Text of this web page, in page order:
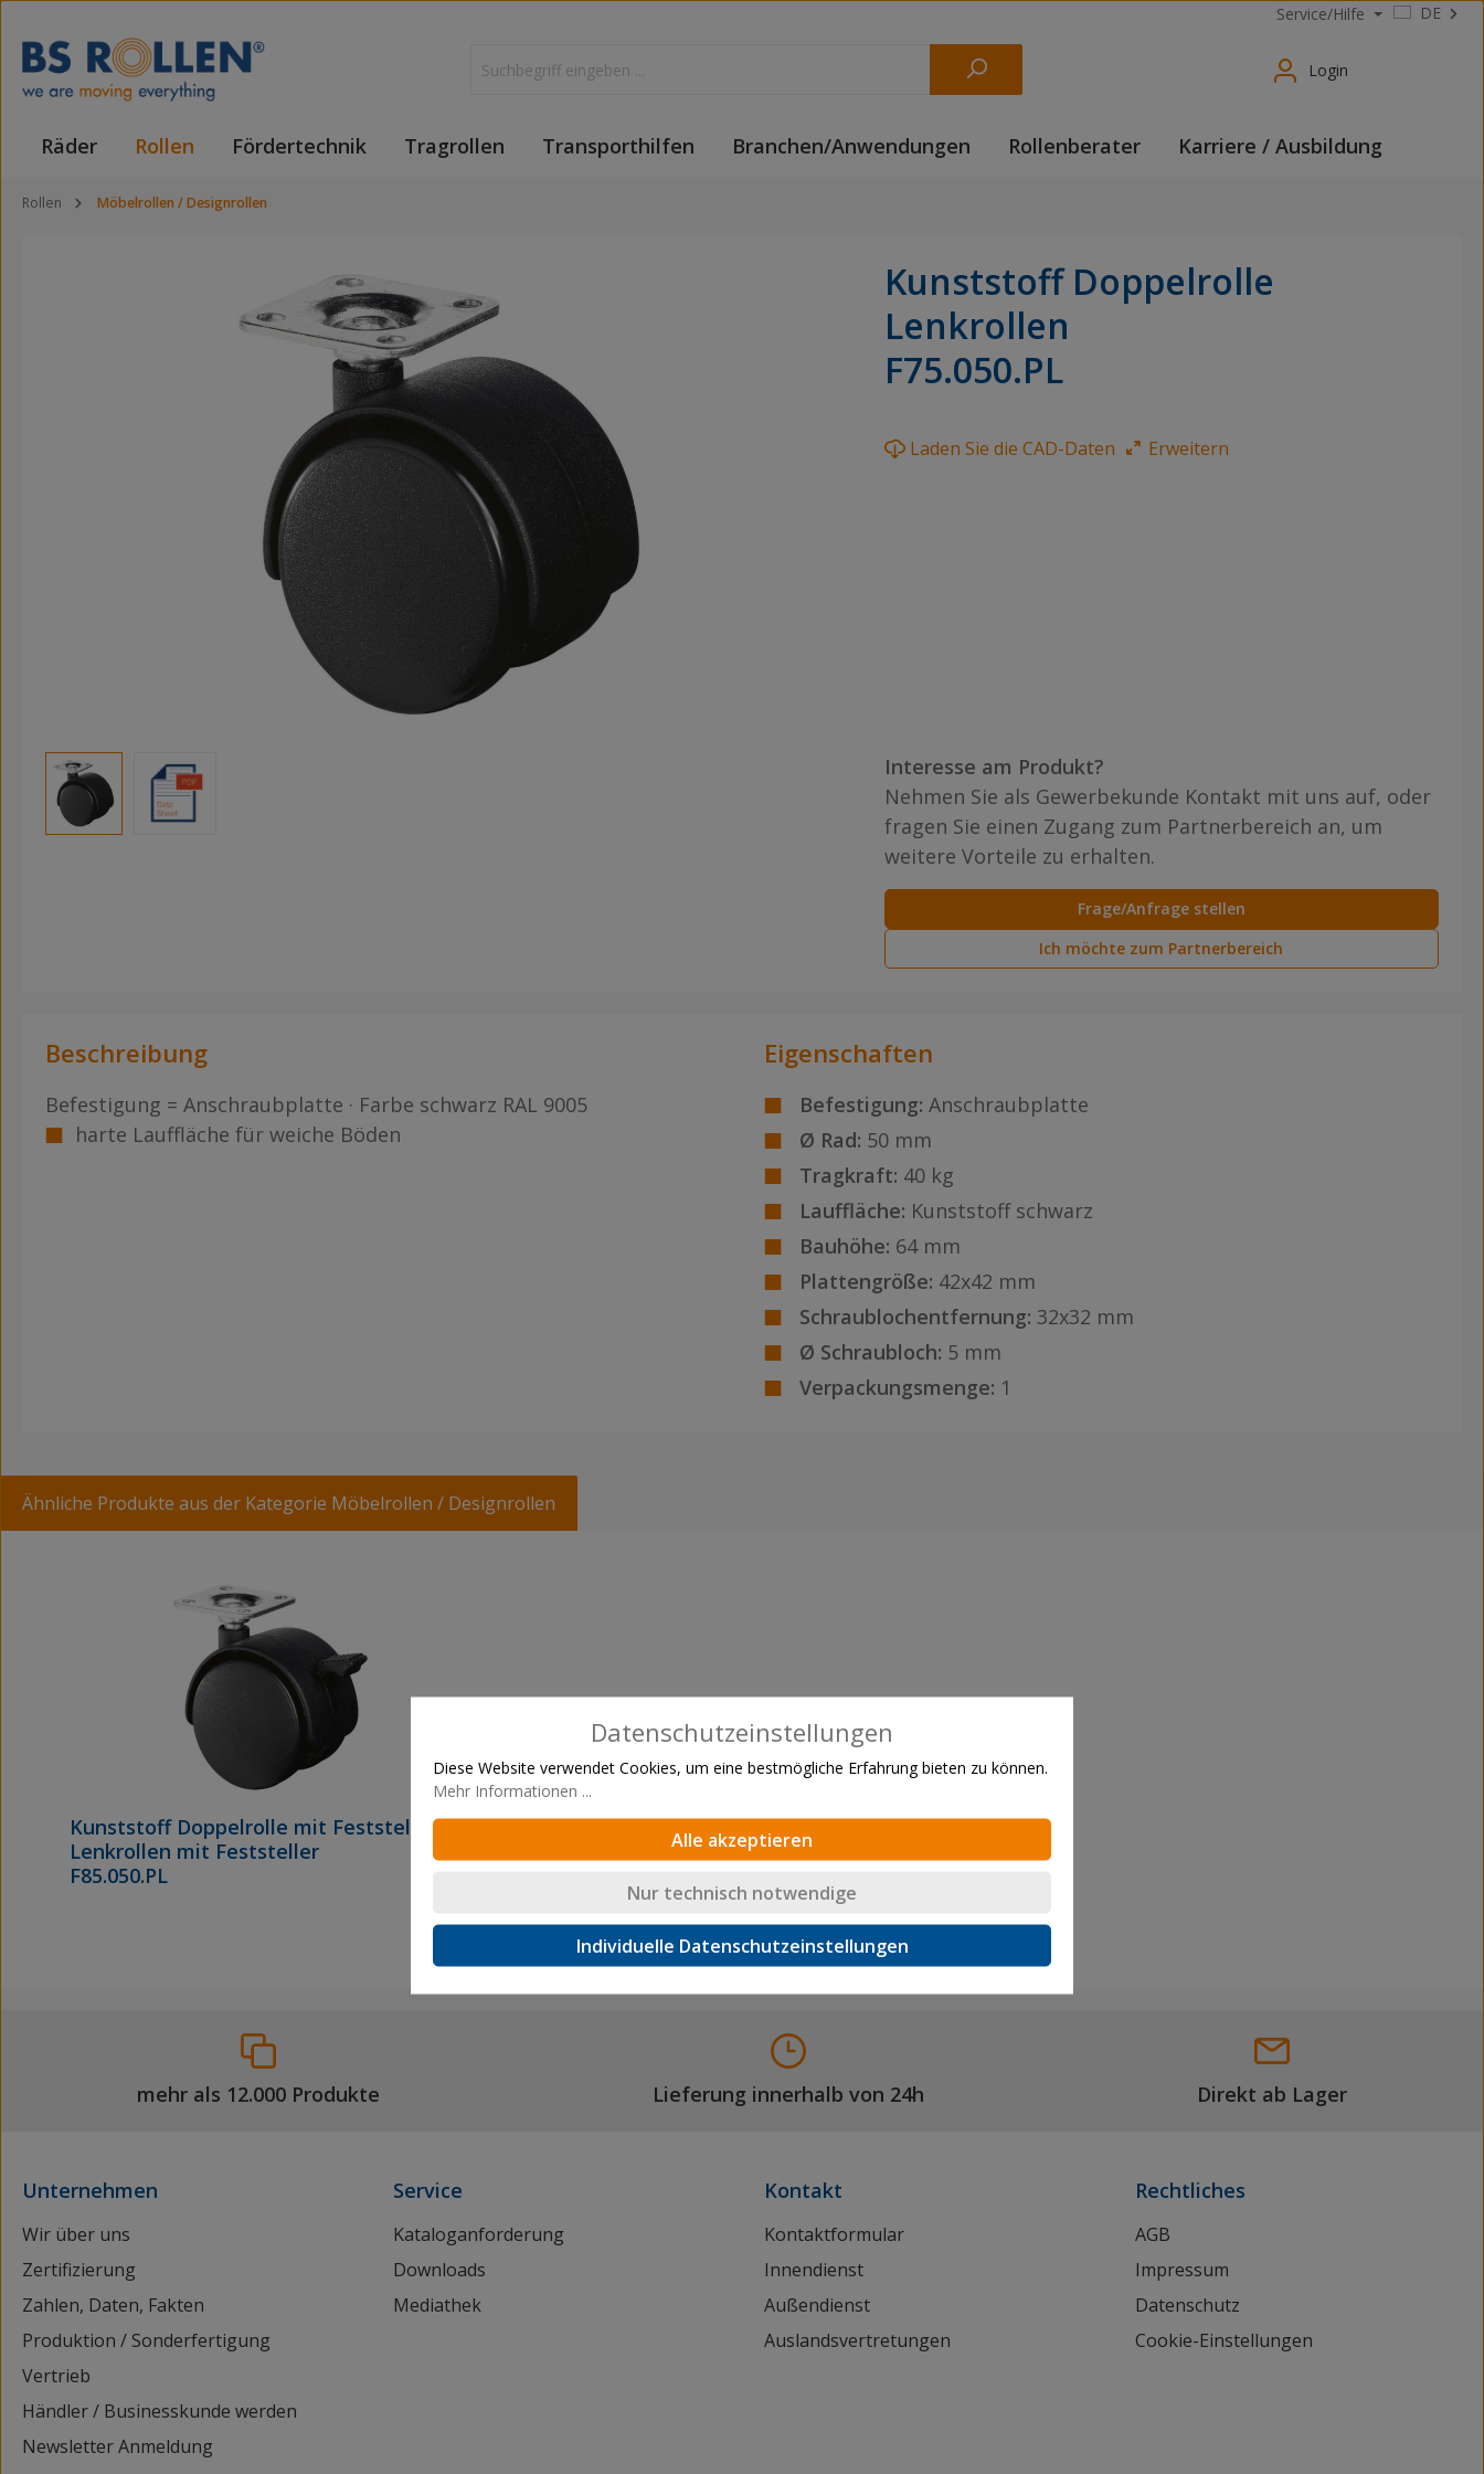
DE
Service/Hilfe
Login
Räder Rollen Fördertechnik Tragrollen Transporthilfen Branchen/Anwendungen Rollenberater Karriere / Ausbildung
Rollen Möbelrollen / Designrollen
Kunststoff Doppelrolle
Lenkrollen
F75.050.PL
Laden Sie die CAD-Daten Erweitern
Interesse am Produkt?
Nehmen Sie als Gewerbekunde Kontakt mit uns auf, oder
fragen Sie einen Zugang zum Partnerbereich an, um
weitere Vorteile zu erhalten.
Frage/Anfrage stellen
Ich möchte zum Partnerbereich
Beschreibung
Befestigung = Anschraubplatte · Farbe schwarz RAL 9005
harte Lauffläche für weiche Böden
Eigenschaften
Befestigung: Anschraubplatte
Ø Rad: 50 mm
Tragkraft: 40 kg
Lauffläche: Kunststoff schwarz
Bauhöhe: 64 mm
Plattengröße: 42x42 mm
Schraublochentfernung: 32x32 mm
Ø Schraubloch: 5 mm
Verpackungsmenge: 1
Ähnliche Produkte aus der Kategorie Möbelrollen / Designrollen
Kunststoff Doppelrolle mit Feststeller
Lenkrollen mit Feststeller
F85.050.PL
mehr als 12.000 Produkte Lieferung innerhalb von 24h Direkt ab Lager
Unternehmen
Wir über uns
Zertifizierung
Zahlen, Daten, Fakten
Produktion / Sonderfertigung
Vertrieb
Händler / Businesskunde werden
Newsletter Anmeldung
Service
Kataloganforderung
Downloads
Mediathek
Kontakt
Kontaktformular
Innendienst
Außendienst
Auslandsvertretungen
Rechtliches
AGB
Impressum
Datenschutz
Cookie-Einstellungen
Datenschutzeinstellungen
Diese Website verwendet Cookies, um eine bestmögliche Erfahrung bieten zu können.
Mehr Informationen ...
Alle akzeptieren
Nur technisch notwendige
Individuelle Datenschutzeinstellungen